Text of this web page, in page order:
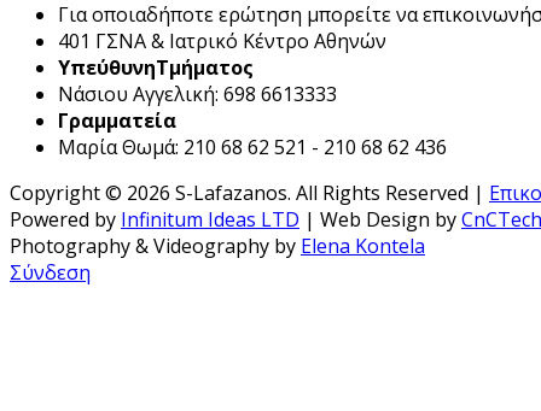
Για οποιαδήποτε ερώτηση μπορείτε να
401 ΓΣΝΑ & Ιατρικό Κέντρο Αθηνών
ΥπεύθυνηΤμήματος
Νάσιου Αγγελική: 698 6613333
Γραμματεία
Μαρία Θωμά: 210 68 62 521 - 210 68 62 436
Copyright © 2026 S-Lafazanos. All Rights Reserved |
Powered by Infinitum Ideas LTD | Web Design byCnCTech
Photography & Videography by Elena Kontela
Σύνδεση